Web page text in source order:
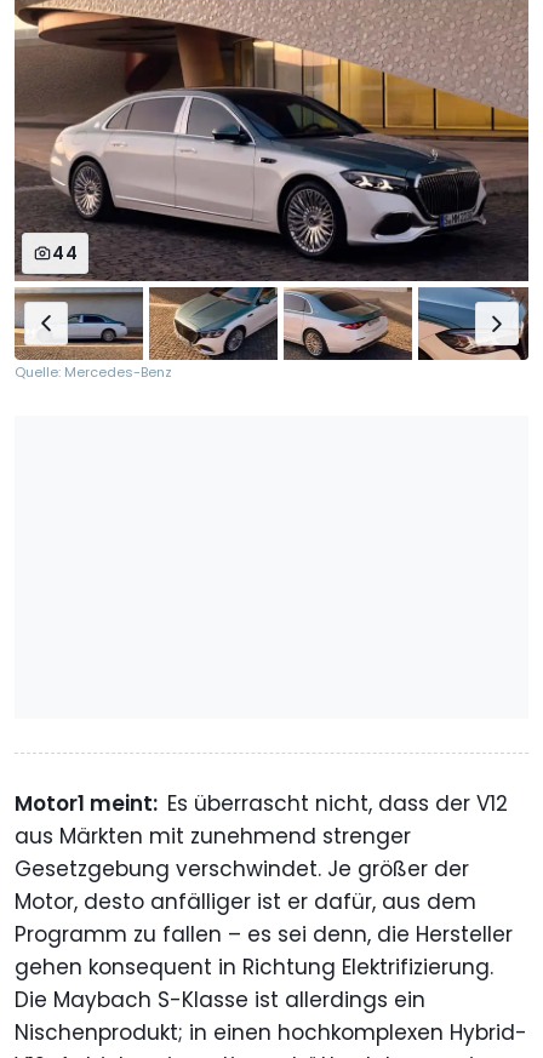
44
Quelle: Mercedes-Benz
Motor1 meint: Es überrascht nicht, dass der V12
aus Märkten mit zunehmend strenger
Gesetzgebung verschwindet. Je größer der
Motor, desto anfälliger ist er dafür, aus dem
Programm zu fallen – es sei denn, die Hersteller
gehen konsequent in Richtung Elektrifizierung.
Die Maybach S-Klasse ist allerdings ein
Nischenprodukt; in einen hochkomplexen Hybrid-